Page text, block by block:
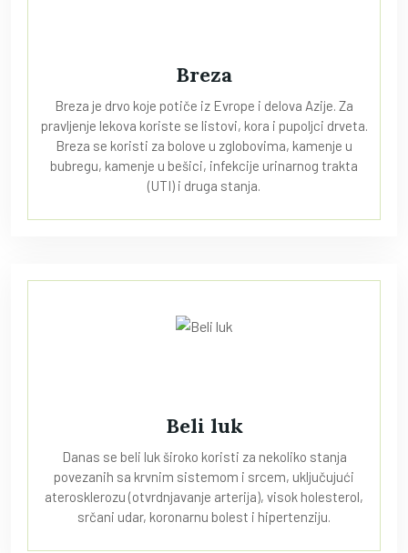
Breza
Breza je drvo koje potiče iz Evrope i delova Azije. Za
pravljenje lekova koriste se listovi, kora i pupoljci drveta.
Breza se koristi za bolove u zglobovima, kamenje u
bubregu, kamenje u bešici, infekcije urinarnog trakta
(UTI) i druga stanja.
Beli luk
Danas se beli luk široko koristi za nekoliko stanja
povezanih sa krvnim sistemom i srcem, uključujući
aterosklerozu (otvrdnjavanje arterija), visok holesterol,
srčani udar, koronarnu bolest i hipertenziju.